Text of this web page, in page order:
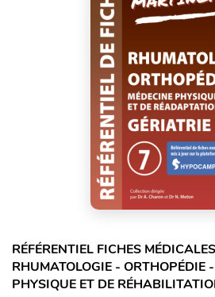
RÉFÉRENTIEL FICHES
RHUMATOLOGIE - ORTHOPÉDIE
PHYSIQUE ET DE